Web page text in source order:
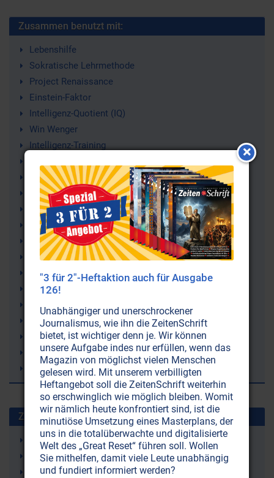
Zusammen benutzt mit:
Lebenshilfe
Sokratische Lehrmethode
Project Renaissance
Einstein-Faktor
Intelligenz-Quotient (IQ)
Win Wenger
Intelligenz-Training
Spiritualität
Sokrates
Meditation
Bewusstsein
Intuition (Herzdenken)
Inspiration
Imagination
Höheres Selbst
Geist
Gehirn
Gedächtnis
Erfindungen
Erfinder
Zuletzt gesuchte Stichworte
Magnesiumchlorid
Zähne
Magnesiumchlorid
"3 für 2"-Heftaktion auch für Ausgabe
126!
Unabhängiger und unerschrockener
Journalismus, wie ihn die ZeitenSchrift
bietet, ist wichtiger denn je. Wir können
unsere Aufgabe indes nur erfüllen, wenn das
Magazin von möglichst vielen Menschen
gelesen wird. Mit unserem verbilligten
Heftangebot soll die ZeitenSchrift weiterhin
so erschwinglich wie möglich bleiben. Womit
wir nämlich heute konfrontiert sind, ist die
minutiöse Umsetzung eines Masterplans, der
uns in die totalüberwachte und digitalisierte
Welt des „Great Reset“ führen soll. Wollen
Sie mithelfen, damit viele Leute unabhängig
und fundiert informiert werden?